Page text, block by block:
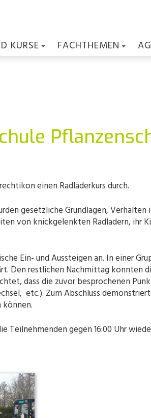
KURSE FACHTHEMEN
einen Radladerkurs durch.
gesetzliche Grundlagen,
von knickgelenkten Radladern, ihr
Ein- und Aussteigen an. In einer
Den restlichen Nachmittag konnten
dass die zuvor besprochenen
etc.). Zum Abschluss
gegen 16:00 Uhr